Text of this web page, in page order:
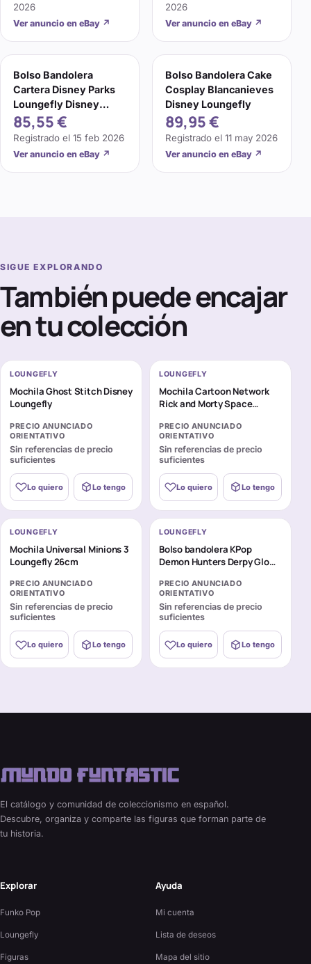
2026
Ver anuncio en eBay ↗
2026
Ver anuncio en eBay ↗
Bolso Bandolera
Cartera Disney Parks
Loungefly Disney
Blancanieves Pastel
Juegos con disfraces
Nuevo con Etiquetas
85,55 €
Registrado el 15 feb 2026
Ver anuncio en eBay ↗
Bolso Bandolera Cake
Cosplay Blancanieves
Disney Loungefly
89,95 €
Registrado el 11 may 2026
Ver anuncio en eBay ↗
SIGUE EXPLORANDO
También puede encajar
en tu colección
LOUNGEFLY
Mochila Ghost Stitch Disney
Loungefly
PRECIO ANUNCIADO
ORIENTATIVO
Sin referencias de precio
suficientes
Lo quiero Lo tengo
LOUNGEFLY
Mochila Cartoon Network
Rick and Morty Space
PRECIO ANUNCIADO
ORIENTATIVO
Sin referencias de precio
suficientes
Lo quiero Lo tengo
LOUNGEFLY
Mochila Universal Minions 3
Loungefly 26cm
PRECIO ANUNCIADO
ORIENTATIVO
Sin referencias de precio
suficientes
Lo quiero Lo tengo
LOUNGEFLY
Bolso bandolera KPop
Demon Hunters Derpy Glow
PRECIO ANUNCIADO
ORIENTATIVO
Sin referencias de precio
suficientes
Lo quiero Lo tengo
El catálogo y comunidad de coleccionismo en español.
Descubre, organiza y comparte las figuras que forman parte de
tu historia.
Explorar
Funko Pop
Loungefly
Figuras
Ayuda
Mi cuenta
Lista de deseos
Mapa del sitio